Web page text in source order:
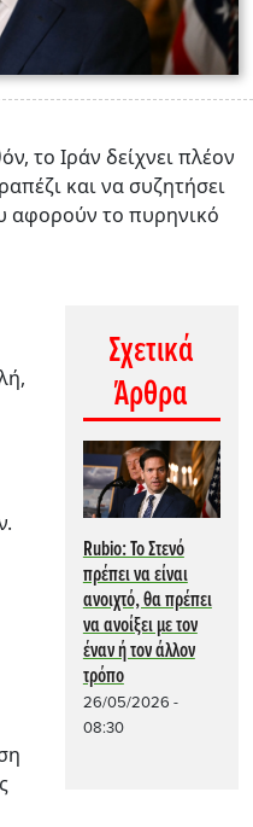
το Ιράν δείχνει πλέον
και να συζητήσει
αφορούν το πυρηνικό
Σχετικά
Άρθρα
Rubio: Το Στενό
πρέπει να είναι
ανοιχτό, θα πρέπει
να ανοίξει με τον
έναν ή τον άλλον
τρόπο
26/05/2026 -
08:30